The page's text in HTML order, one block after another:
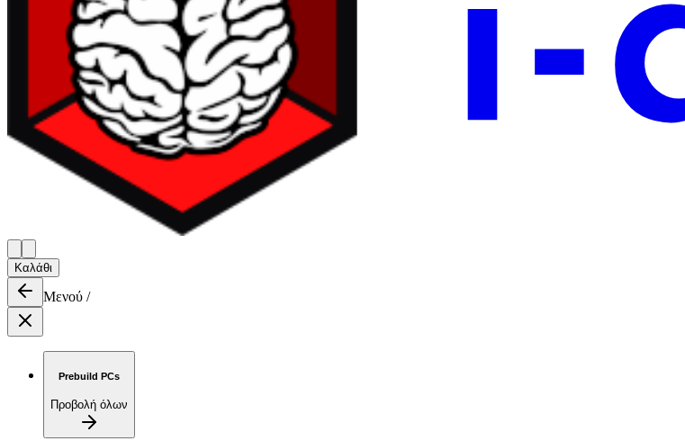
Καλάθι
Μενού /
Prebuild PCs
Προβολή όλων